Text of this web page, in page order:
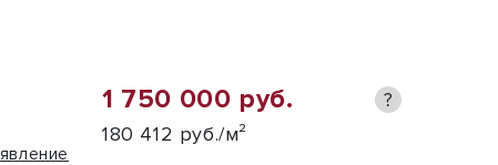
Подробнее
1 750 000 руб. ?
180 412 руб./м²